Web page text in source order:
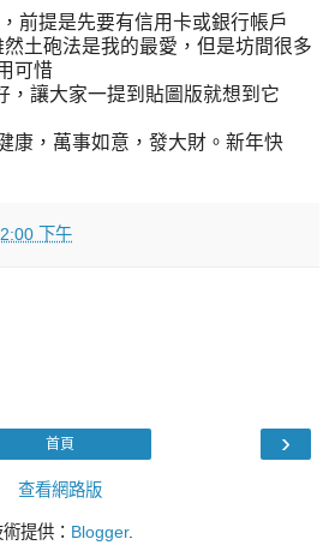
前提是先要有信用卡或銀行帳戶
然土砲法是我的最愛，但是坊間很多
可惜
，讓大家一提到貼圖版就想到它
康，萬事如意，發大財。新年快
下午
›
首頁
查看網路版
提供： Blogger.